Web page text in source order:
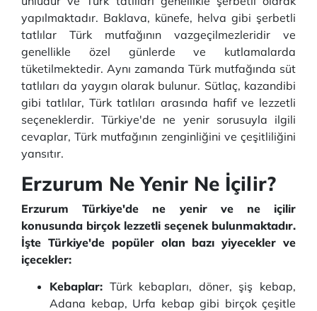
yapılmaktadır. Baklava, künefe, helva gibi şerbetli
tatlılar Türk mutfağının vazgeçilmezleridir ve
genellikle özel günlerde ve kutlamalarda
tüketilmektedir. Aynı zamanda Türk mutfağında süt
tatlıları da yaygın olarak bulunur. Sütlaç, kazandibi
gibi tatlılar, Türk tatlıları arasında hafif ve lezzetli
seçeneklerdir. Türkiye'de ne yenir sorusuyla ilgili
cevaplar, Türk mutfağının zenginliğini ve çeşitliliğini
yansıtır.
Erzurum Ne Yenir Ne İçilir?
Erzurum Türkiye'de ne yenir ve ne içilir
konusunda birçok lezzetli seçenek bulunmaktadır.
İşte Türkiye'de popüler olan bazı yiyecekler ve
içecekler:
Kebaplar: Türk kebapları, döner, şiş kebap,
Adana kebap, Urfa kebap gibi birçok çeşitle